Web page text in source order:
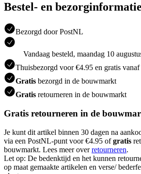
Bestel- en bezorginformatie
Bezorgd door PostNL
Vandaag besteld, maandag 10
Thuisbezorgd voor €4.95 en gratis
Gratis bezorgd in de bouwmarkt
Gratis retourneren in de bouwmarkt
Gratis retourneren in de
Je kunt dit artikel binnen 30 dagen na
via een PostNL-punt voor €4.95 ofgratis
bouwmarkt. Lees meer overretourneren.
Let op: De bedenktijd en het kunnen
op maat gemaakte artikelen en verse/